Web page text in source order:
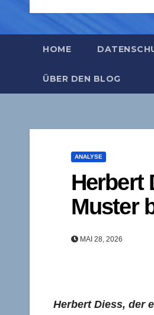
HOME
ÜBER DEN BLOG
ANALYSE
Herbert
Muster
MAI 28, 2026
Herbert Diess, der